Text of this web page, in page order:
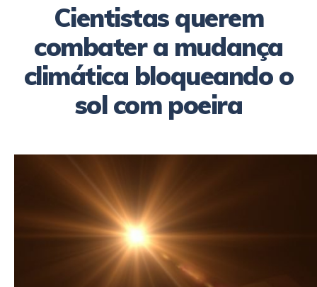
Cientistas querem
combater a mudança
climática bloqueando o
sol com poeira